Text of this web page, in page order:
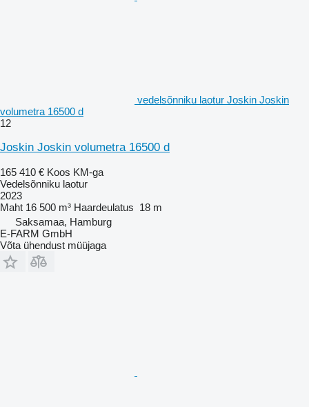
vedelsõnniku laotur Joskin Joskin
volumetra 16500 d
12
Joskin Joskin volumetra 16500 d
165 410 € Koos KM-ga
Vedelsõnniku laotur
2023
Maht 16 500 m³ Haardeulatus 18 m
Saksamaa, Hamburg
E-FARM GmbH
Võta ühendust müüjaga